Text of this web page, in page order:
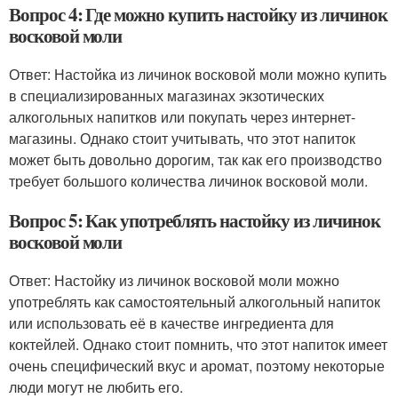
Вопрос 4: Где можно купить настойку из личинок
восковой моли
Ответ: Настойка из личинок восковой моли можно купить
в специализированных магазинах экзотических
алкогольных напитков или покупать через интернет-
магазины. Однако стоит учитывать, что этот напиток
может быть довольно дорогим, так как его производство
требует большого количества личинок восковой моли.
Вопрос 5: Как употреблять настойку из личинок
восковой моли
Ответ: Настойку из личинок восковой моли можно
употреблять как самостоятельный алкогольный напиток
или использовать её в качестве ингредиента для
коктейлей. Однако стоит помнить, что этот напиток имеет
очень специфический вкус и аромат, поэтому некоторые
люди могут не любить его.